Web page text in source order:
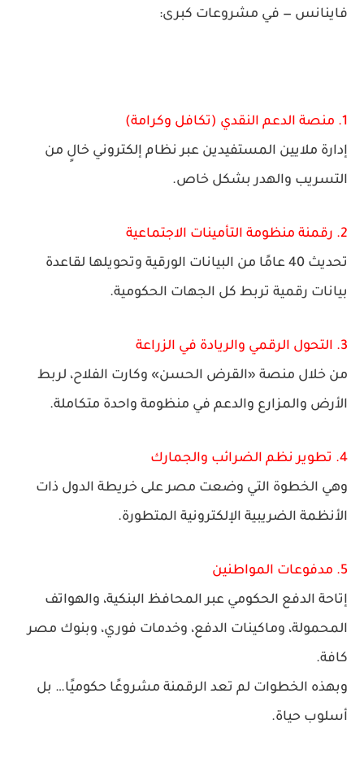
فاينانس — في مشروعات كبرى:
1. منصة الدعم النقدي (تكافل وكرامة)
إدارة ملايين المستفيدين عبر نظام إلكتروني خالٍ من
التسريب والهدر بشكل خاص.
2. رقمنة منظومة التأمينات الاجتماعية
تحديث 40 عامًا من البيانات الورقية وتحويلها لقاعدة
بيانات رقمية تربط كل الجهات الحكومية.
3. التحول الرقمي والريادة في الزراعة
من خلال منصة «القرض الحسن» وكارت الفلاح، لربط
الأرض والمزارع والدعم في منظومة واحدة متكاملة.
4. تطوير نظم الضرائب والجمارك
وهي الخطوة التي وضعت مصر على خريطة الدول ذات
الأنظمة الضريبية الإلكترونية المتطورة.
5. مدفوعات المواطنين
إتاحة الدفع الحكومي عبر المحافظ البنكية، والهواتف
المحمولة، وماكينات الدفع، وخدمات فوري، وبنوك مصر
كافة.
وبهذه الخطوات لم تعد الرقمنة مشروعًا حكوميًا… بل
أسلوب حياة.